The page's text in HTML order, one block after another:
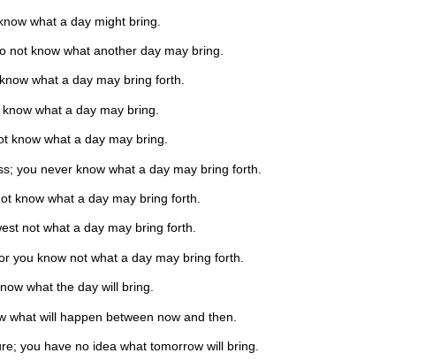
what a day might bring.
not know what another day may bring.
what a day may bring forth.
what a day may bring.
know what a day may bring.
you never know what a day may bring forth.
know what a day may bring forth.
not what a day may bring forth.
you know not what a day may bring forth.
what the day will bring.
what will happen between now and then.
you have no idea what tomorrow will bring.